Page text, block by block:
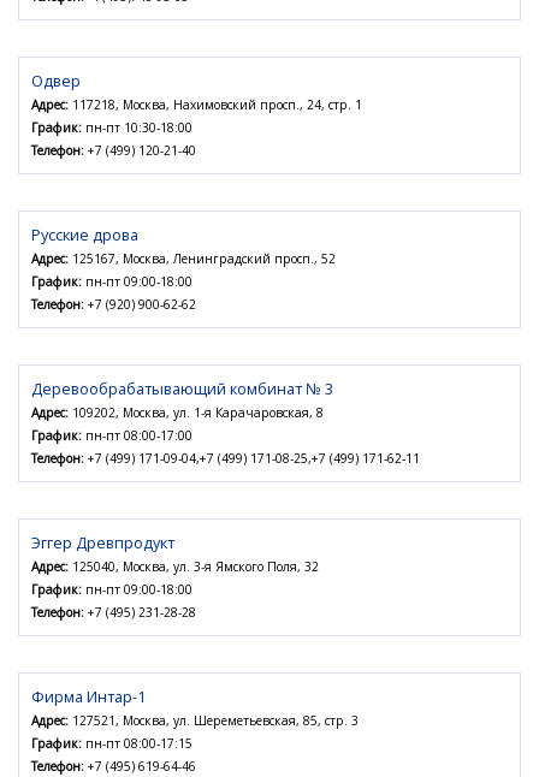
Одвер
Адрес: 117218, Москва, Нахимовский просп., 24, стр. 1
График: пн-пт 10:30-18:00
Телефон: +7 (499) 120-21-40
Русские дрова
Адрес: 125167, Москва, Ленинградский просп., 52
График: пн-пт 09:00-18:00
Телефон: +7 (920) 900-62-62
Деревообрабатывающий комбинат № 3
Адрес: 109202, Москва, ул. 1-я Карачаровская, 8
График: пн-пт 08:00-17:00
Телефон: +7 (499) 171-09-04,+7 (499) 171-08-25,+7 (499) 171-62-11
Эггер Древпродукт
Адрес: 125040, Москва, ул. 3-я Ямского Поля, 32
График: пн-пт 09:00-18:00
Телефон: +7 (495) 231-28-28
Фирма Интар-1
Адрес: 127521, Москва, ул. Шереметьевская, 85, стр. 3
График: пн-пт 08:00-17:15
Телефон: +7 (495) 619-64-46